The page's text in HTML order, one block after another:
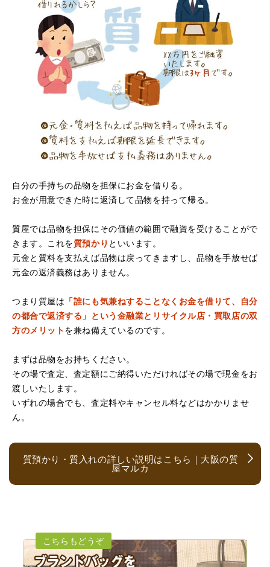
（大阪府寝屋川市）質屋さんは初めてて不安でしたが、他
店買い取りより高く思っていた以上の金額で大満足です。
説明もわかりやすく、優しい話し方の対応でとても良かっ
たです。
（大阪府堺市）電話対応の時からとても感じが良くて来店
でお世話になろうと思いました。ありがとうございまし
た。
（京都府亀岡市）他店舗にも行きましたが、対応の方があ
まりお売りしたくないと思ったので、やめました。こちら
は電話対応からも誠実な印象でしたので、こちらでお売り
しようと思っておりました。この度はありがとうございま
す。
（大阪府大阪市）とても宝石に詳しく、また中古市場の仕
組みもお教えいただけ嬉しかったです。鑑別も素早く驚き
ました。宜しくお願いいたします。(楽器等、様々なジャン
ルに詳しいの流石の一言に尽きます)
自分の手持ちの品物を担保にお金を借りる。
お金が用意できた時に返済して品物を持って帰る。
質屋では品物を担保にその価値の範囲で融資を受けることがで
きます。これを質預かり といいます。
元金と質料を支払えば品物は戻ってきますし、品物を手放せば
元金の返済義務はありません。
つまり質屋は 「誰にも気兼ねすることなくお金を借りて、自分
の都合で返済する」という金融業とリサイクル店・買取店の双
方のメリットを兼ね備えているのです。
まずは品物をお持ちください。
その場で査定、査定額にご納得いただければその場で現金をお
渡しいたします。
いずれの場合でも、査定料やキャンセル料などはかかりませ
ん。
質預かり・質入れの詳しい説明はこちら｜大阪の質
屋マルカ